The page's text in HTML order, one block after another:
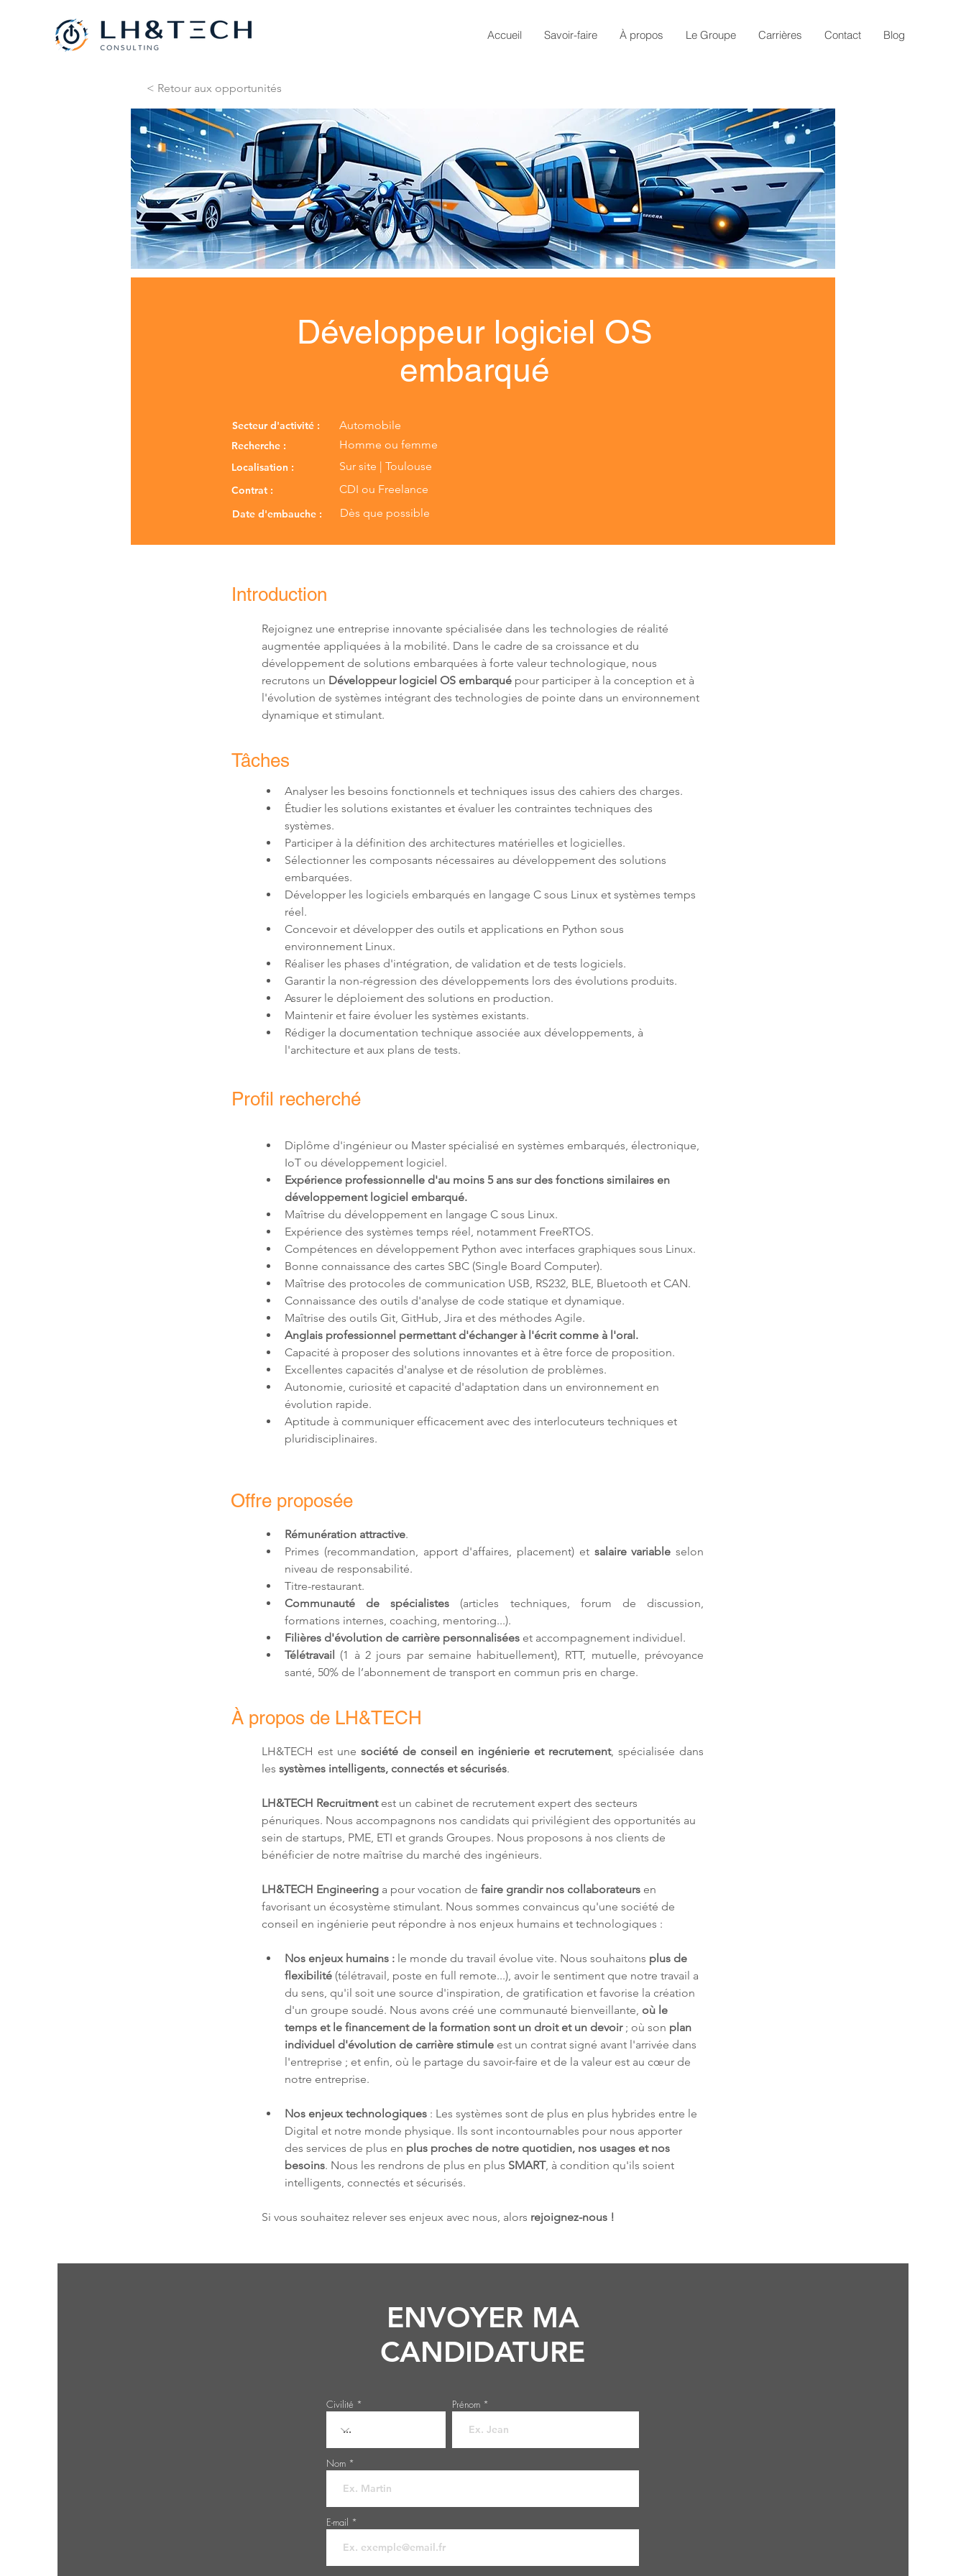
Accueil Savoir-faire À propos Le Groupe Carrières Contact Blog
< Retour aux opportunités
Développeur logiciel OS
embarqué
Secteur d'activité :
Recherche :
Localisation :
Contrat :
Date d'embauche :
Automobile
Homme ou femme
Sur site | Toulouse
CDI ou Freelance
Dès que possible
Introduction
Rejoignez une entreprise innovante spécialisée dans les technologies de réalité
augmentée appliquées à la mobilité. Dans le cadre de sa croissance et du
développement de solutions embarquées à forte valeur technologique, nous
recrutons un Développeur logiciel OS embarqué pour participer à la conception et à
l'évolution de systèmes intégrant des technologies de pointe dans un environnement
dynamique et stimulant.
Tâches
Étudier les solutions existantes et évaluer les contraintes techniques des
Sélectionner les composants nécessaires au développement des solutions
Développer les logiciels embarqués en langage C sous Linux et systèmes temps
Concevoir et développer des outils et applications en Python sous
Rédiger la documentation technique associée aux développements, à
l'architecture et aux plans de tests.
Profil recherché
Diplôme d'ingénieur ou Master spécialisé en systèmes embarqués, électronique,
Expérience professionnelle d'au moins 5 ans sur des fonctions similaires en
développement logiciel embarqué.
Anglais professionnel permettant d'échanger à l'écrit comme à l'oral.
Autonomie, curiosité et capacité d'adaptation dans un environnement en
Aptitude à communiquer efficacement avec des interlocuteurs techniques et
pluridisciplinaires.
Offre proposée
Rémunération attractive.
Primes (recommandation, apport d'affaires, placement) et salaire variable selon
niveau de responsabilité.
Titre-restaurant.
Communauté de spécialistes (articles techniques, forum de discussion,
formations internes, coaching, mentoring...).
Filières d'évolution de carrière personnalisées et accompagnement individuel.
Télétravail (1 à 2 jours par semaine habituellement), RTT, mutuelle, prévoyance
santé, 50% de l’abonnement de transport en commun pris en charge.
À propos de LH&TECH
LH&TECH est une société de conseil en ingénierie et recrutement, spécialisée dans
les systèmes intelligents, connectés et sécurisés.
LH&TECH Recruitment est un cabinet de recrutement expert des secteurs
pénuriques. Nous accompagnons nos candidats qui privilégient des opportunités au
sein de startups, PME, ETI et grands Groupes. Nous proposons à nos clients de
bénéficier de notre maîtrise du marché des ingénieurs.
LH&TECH Engineering a pour vocation de faire grandir nos collaborateurs en
favorisant un écosystème stimulant. Nous sommes convaincus qu'une société de
conseil en ingénierie peut répondre à nos enjeux humains et technologiques :
Nos enjeux humains : le monde du travail évolue vite. Nous souhaitons plus de
flexibilité (télétravail, poste en full remote...), avoir le sentiment que notre travail a
du sens, qu'il soit une source d'inspiration, de gratification et favorise la création
d'un groupe soudé. Nous avons créé une communauté bienveillante, où le
temps et le financement de la formation sont un droit et un devoir ; où son plan
individuel d'évolution de carrière stimule est un contrat signé avant l'arrivée dans
l'entreprise ; et enfin, où le partage du savoir-faire et de la valeur est au cœur de
notre entreprise.
Nos enjeux technologiques : Les systèmes sont de plus en plus hybrides entre le
Digital et notre monde physique. Ils sont incontournables pour nous apporter
des services de plus en plus proches de notre quotidien, nos usages et nos
besoins. Nous les rendrons de plus en plus SMART, à condition qu'ils soient
intelligents, connectés et sécurisés.
Si vous souhaitez relever ses enjeux avec nous, alors rejoignez-nous !
ENVOYER MA
CANDIDATURE
Civilité Prénom
Nom
E-mail